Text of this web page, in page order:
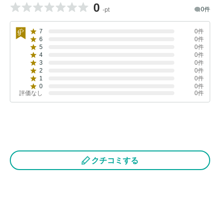
0 -pt 0件
7
0件
6
0件
5
0件
4
0件
3
0件
2
0件
1
0件
0
0件
評価なし
0件
クチコミする